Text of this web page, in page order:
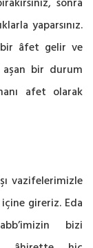
yaparsınız.
bir âfet gelir ve
bir durum
afet olarak
vazifelerimizle
gireriz. Eda
bizi